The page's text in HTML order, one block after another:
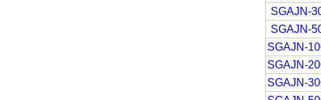
SGAJN-
SGAJN-
SGAJN-
SGAJN-
SGAJN-